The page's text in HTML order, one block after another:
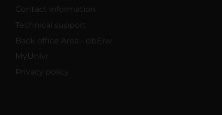
Contact information
Technical support
Back office Area - dbErw
MyUnivr
Privacy policy